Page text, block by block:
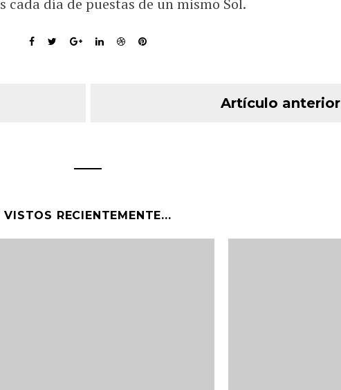
cada día de puestas de un mismo Sol.
Artículo anterior
VISTOS RECIENTEMENTE...